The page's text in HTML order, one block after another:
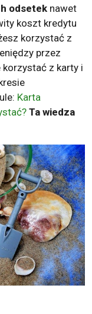
odsetek nawet
koszt kredytu
korzystać z
przez
z karty i
Karta
Ta wiedza